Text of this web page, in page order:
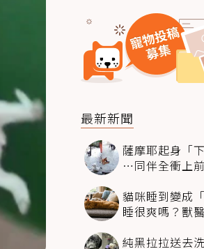
最新新聞
薩摩耶起身「
…同伴全衝上
貓咪睡到變成
睡很爽嗎？獸
純黑拉拉送去